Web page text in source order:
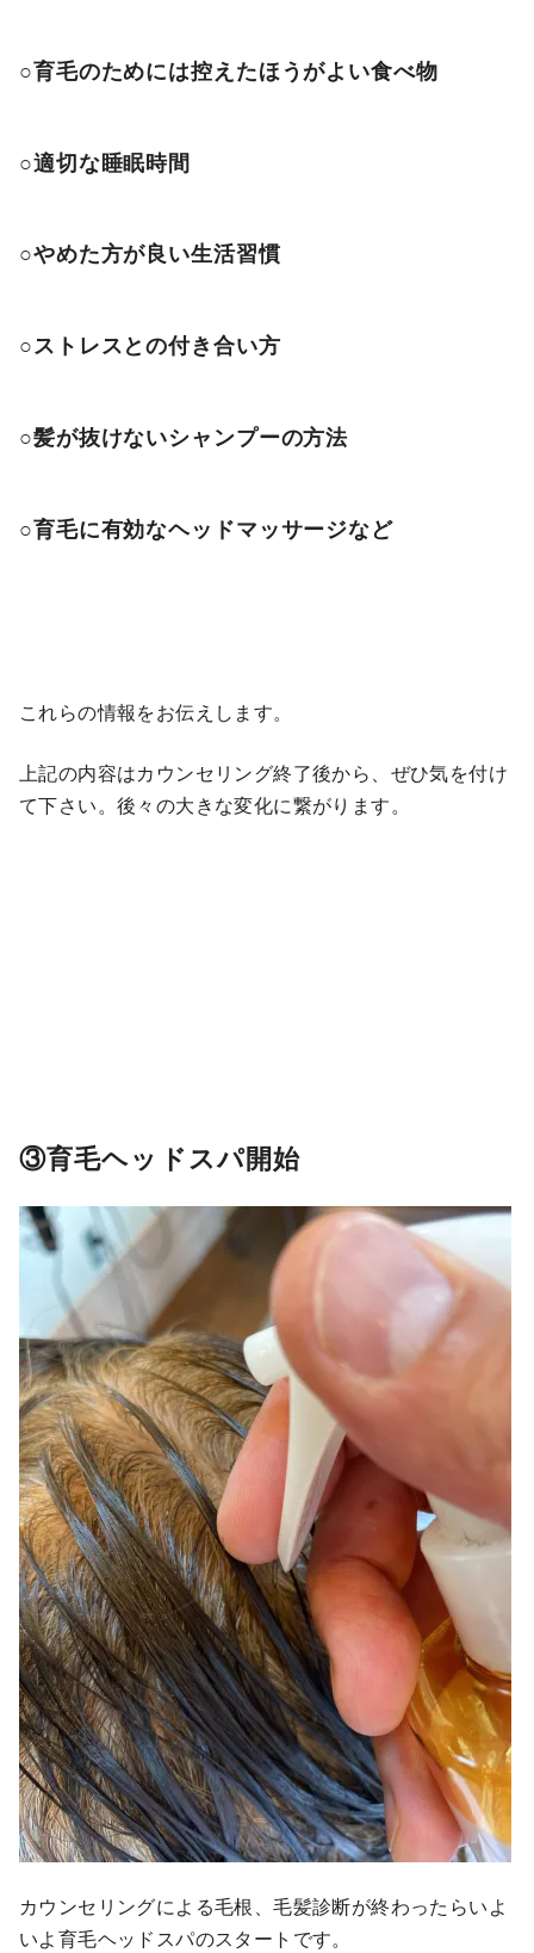
○育毛のためには控えたほうがよい食べ物
○適切な睡眠時間
○やめた方が良い生活習慣
○ストレスとの付き合い方
○髪が抜けないシャンプーの方法
○育毛に有効なヘッドマッサージなど
これらの情報をお伝えします。
上記の内容はカウンセリング終了後から、ぜひ気を付け
て下さい。後々の大きな変化に繋がります。
③育毛ヘッドスパ開始
カウンセリングによる毛根、毛髪診断が終わったらいよ
いよ育毛ヘッドスパのスタートです。